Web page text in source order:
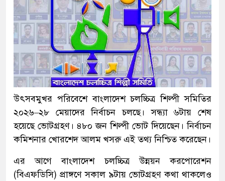
উৎসবমুখর পরিবেশে বাংলাদেশ চলচ্চিত্র শিল্পী সমিতির
২০২৬–২৮ মেয়াদের নির্বাচন চলছে। সন্ধ্যা ৬টায় শেষ
হয়েছে ভোটগ্রহণ। ৪৮০ জন শিল্পী ভোট দিয়েছেন। নির্বাচন
কমিশনার খোরশেদ আলম খসরু এই তথ্য নিশ্চিত করেছেন।
এর আগে বাংলাদেশ চলচ্চিত্র উন্নয়ন করপোরেশন
(বিএফডিসি) প্রাঙ্গণে সকাল ৯টায় ভোটগ্রহণ কথা থাকলেও